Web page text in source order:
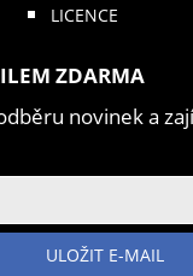
LICENCE
ZDARMA
novinek a
ULOŽIT E-MAIL